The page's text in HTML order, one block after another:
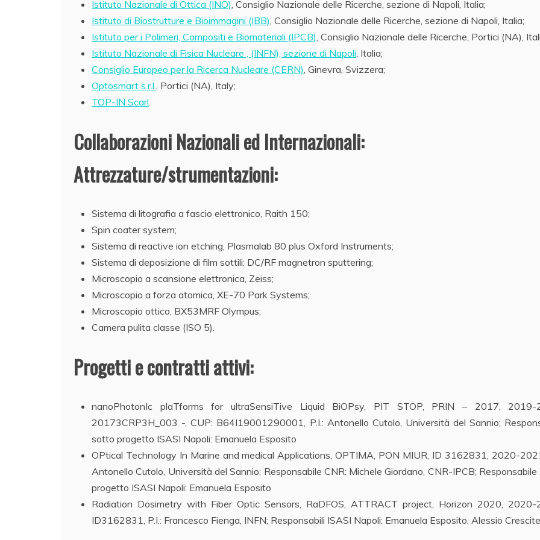
Istituto Nazionale di Ottica (INO) , Consiglio Nazionale delle Ricerche, sezione di Napoli, Italia;
Istituto di Biostrutture e Bioimmagini (IBB) , Consiglio Nazionale delle Ricerche, sezione di Napoli, Italia;
Istituto per i Polimeri, Compositi e Biomateriali (IPCB) , Consiglio Nazionale delle Ricerche, Portici (NA),
Istituto Nazionale di Fisica Nucleare , (INFN), sezione di Napoli , Italia;
Consiglio Europeo per la Ricerca Nucleare (CERN) , Ginevra, Svizzera;
Optosmart s.r.l. , Portici (NA), Italy;
TOP-IN Scarl
Collaborazioni Nazionali ed Internazionali:
Attrezzature/strumentazioni:
Sistema di litografia a fascio elettronico, Raith 150;
Spin coater system;
Sistema di reactive ion etching, Plasmalab 80 plus Oxford Instruments;
Sistema di deposizione di film sottili: DC/RF magnetron sputtering;
Microscopio a scansione elettronica, Zeiss;
Microscopio a forza atomica, XE-70 Park Systems;
Microscopio ottico, BX53MRF Olympus;
Camera pulita classe (ISO 5).
Progetti e contratti attivi:
nanoPhotonIc plaTforms for ultraSensiTive Liquid BiOPsy, PIT STOP, PRIN – 2017, 2019-
20173CRP3H_003 -, CUP: B64I19001290001, P.I.: Antonello Cutolo, Università del Sannio;
sotto progetto ISASI Napoli: Emanuela Esposito
OPtical Technology In Marine and medical Applications, OPTIMA, PON MIUR, ID 3162831, 2020-
Antonello Cutolo, Università del Sannio; Responsabile CNR: Michele Giordano, CNR-IPCB;
progetto ISASI Napoli: Emanuela Esposito
Radiation Dosimetry with Fiber Optic Sensors, RaDFOS, ATTRACT project, Horizon 2020, 2020-
ID3162831, P.I.: Francesco Fienga, INFN; Responsabili ISASI Napoli: Emanuela Esposito, Alessio